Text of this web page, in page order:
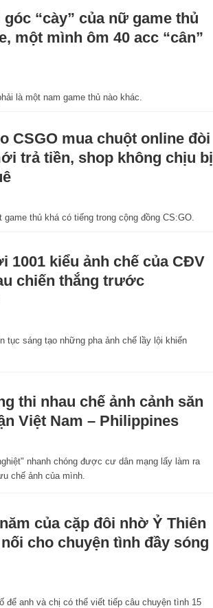
“cày” của nữ game thủ
một mình ôm 40 acc “cân”
là một nam game thủ nào khác.
CSGO mua chuột online đòi
trả tiền, shop không chịu bị
thủ khá có tiếng trong cộng đồng CS:GO.
1001 kiểu ảnh chế của CĐV
chiến thắng trước
tục sáng tạo những pha ảnh chế lầy lội khiến
thi nhau chế ảnh cảnh săn
Việt Nam – Philippines
nhanh chóng được cư dân mạng lấy làm ra
chế ảnh của mình.
của cặp đôi nhờ Ỷ Thiên
cho chuyện tình đầy sóng
để anh và chị có thể viết tiếp câu chuyện tình 15